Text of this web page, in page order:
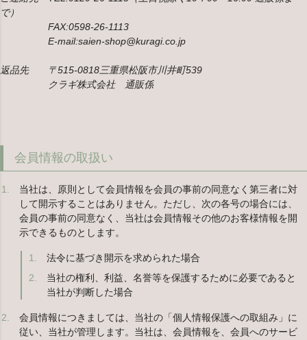
で）
FAX:0598-26-1113
E-mail:saien-shop@kuragi.co.jp
返品先 〒515-0818三重県松阪市川井町539
クラギ株式会社 通販係
会員情報の取扱い
当社は、原則として会員情報を会員の事前の同意なく第三者に対
して開示することはありません。ただし、次の各号の場合には、
会員の事前の同意なく、当社は会員情報その他のお客様情報を開
示できるものとします。
法令に基づき開示を求められた場合
当社の権利、利益、名誉等を保護するために必要であると
当社が判断した場合
会員情報につきましては、当社の「個人情報保護への取組み」に
従い、当社が管理します。当社は、会員情報を、会員へのサービ